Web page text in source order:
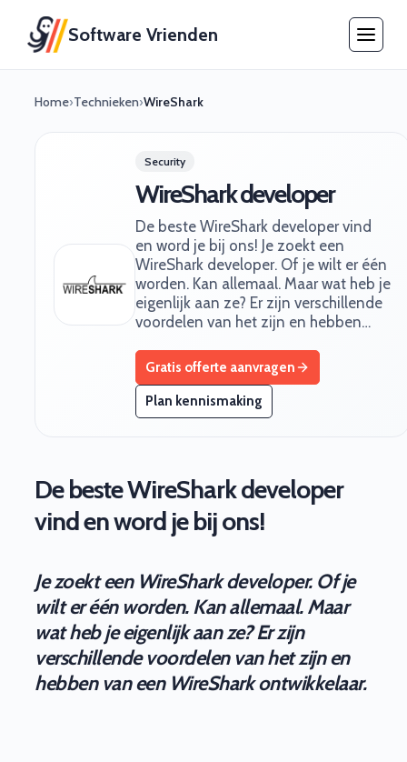
Software Vrienden
Home›Technieken›WireShark
Security
WireShark developer
De beste WireShark developer vind
en word je bij ons! Je zoekt een
WireShark developer. Of je wilt er één
worden. Kan allemaal. Maar wat heb je
eigenlijk aan ze? Er zijn verschillende
voordelen van het zijn en hebben…
Gratis offerte aanvragen
Plan kennismaking
De beste WireShark developer
vind en word je bij ons!
Je zoekt een WireShark developer. Of je
wilt er één worden. Kan allemaal. Maar
wat heb je eigenlijk aan ze? Er zijn
verschillende voordelen van het zijn en
hebben van een WireShark ontwikkelaar.